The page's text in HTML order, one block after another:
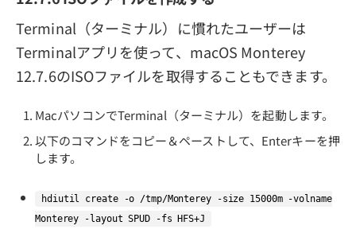
Terminal（ターミナル）に慣れたユーザーは
Terminalアプリを使って、macOS Monterey
12.7.6のISOファイルを取得することもできます。
MacパソコンでTerminal（ターミナル）を起動します。
以下のコマンドをコピー＆ペーストして、Enterキーを押
します。
hdiutil create -o /tmp/Monterey -size 15000m -volname
Monterey -layout SPUD -fs HFS+J